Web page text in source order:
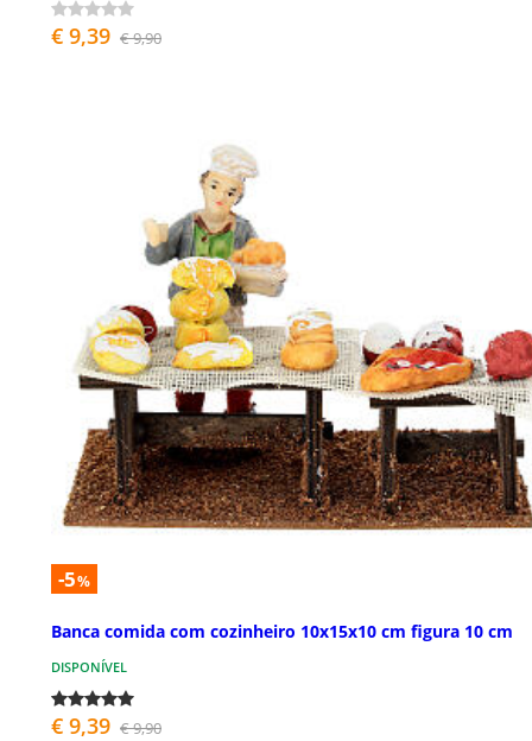
€ 9,39 € 9,90
-5%
Banca comida com cozinheiro 10x15x10 cm figura 10 cm
DISPONÍVEL
€ 9,39 € 9,90